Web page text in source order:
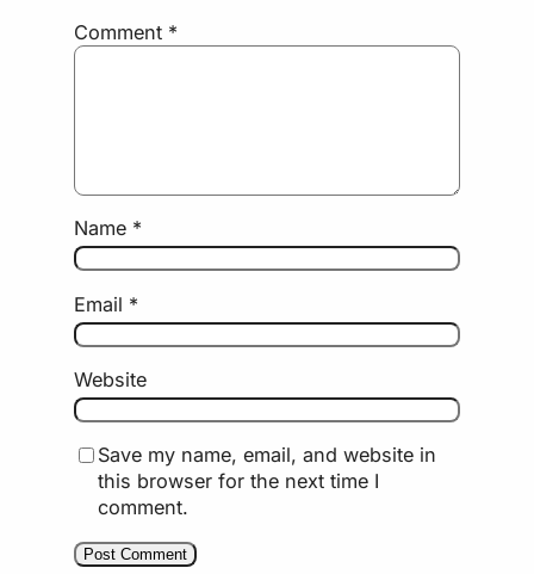
Comment *
Name *
Email *
Website
Save my name, email, and website in
this browser for the next time I
comment.